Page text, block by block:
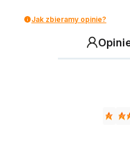
Jak zbieramy opinie?